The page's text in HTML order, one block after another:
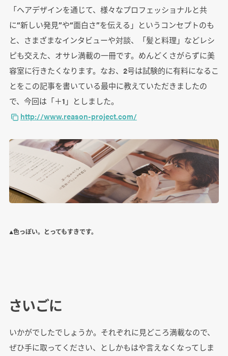
「ヘアデザインを通じて、様々なプロフェッショナルと共
に“新しい発見”や“面白さ”を伝える」というコンセプトのも
と、さまざまなインタビューや対談、「髪と料理」などレシ
ピも交えた、オサレ満載の一冊です。めんどくさがらずに美
容室に行きたくなります。なお、2号は試験的に有料になるこ
とをこの記事を書いている最中に教えていただきましたの
で、今回は「＋1」としました。
http://www.reason-project.com/
▲色っぽい。とってもすきです。
さいごに
いかがでしたでしょうか。それぞれに見どころ満載なので、
ぜひ手に取ってください、としかもはや言えなくなってしま